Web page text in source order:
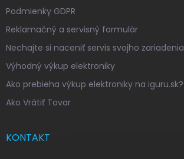
Podmienky GDPR
Reklamačný a servisný formulár
Nechajte si naceniť servis svojho zariadenia
Výhodný výkup elektroniky
Ako prebieha výkup elektroniky na iguru.sk?
Ako Vrátiť Tovar
KONTAKT